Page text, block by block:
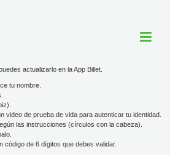
actualizarlo en la App Billet.
tu nombre.
video de prueba de vida para autenticar tu identidad.
las instrucciones (círculos con la cabeza).
código de 6 dígitos que debes validar.